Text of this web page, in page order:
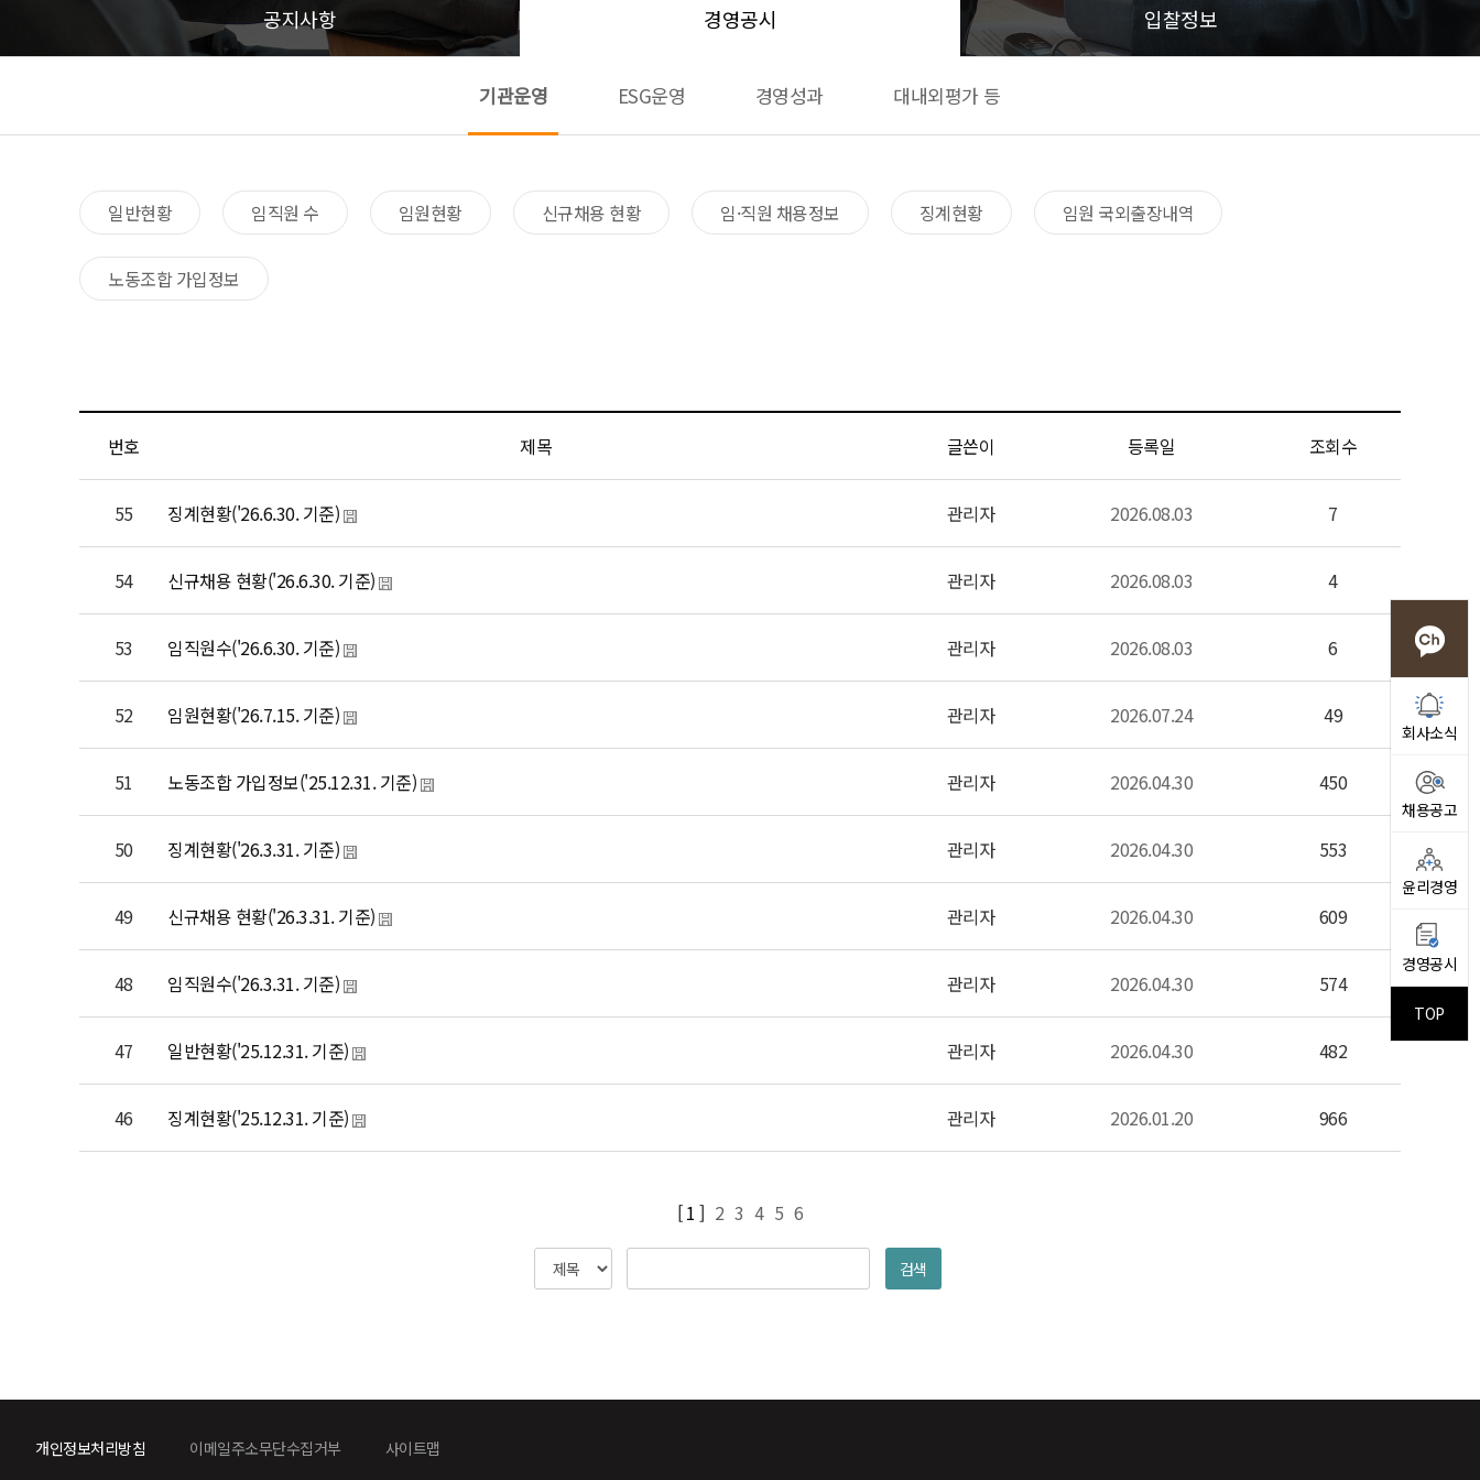
공지사항 경영공시 입찰정보
기관운영 ESG운영 경영성과 대내외평가 등
일반현황​ 임직원 수​ 임원현황​ 신규채용 현황​ 임·직원 채용정보 징계현황 임원 국외출장내역​
노동조합 가입정보
번호 제목 글쓴이 등록일 조회수
55 징계현황('26.6.30. 기준) 관리자 2026.08.03 7
54 신규채용 현황('26.6.30. 기준) 관리자 2026.08.03 4
53 임직원수('26.6.30. 기준) 관리자 2026.08.03 6
52 임원현황('26.7.15. 기준) 관리자 2026.07.24 49
51 노동조합 가입정보('25.12.31. 기준) 관리자 2026.04.30 450
50 징계현황('26.3.31. 기준) 관리자 2026.04.30 553
49 신규채용 현황('26.3.31. 기준) 관리자 2026.04.30 609
48 임직원수('26.3.31. 기준) 관리자 2026.04.30 574
47 일반현황('25.12.31. 기준) 관리자 2026.04.30 482
46 징계현황('25.12.31. 기준) 관리자 2026.01.20 966
[ 1 ] 2 3 4 5 6
검색
회사소식
채용공고
윤리경영
경영공시
TOP
개인정보처리방침 이메일주소무단수집거부 사이트맵